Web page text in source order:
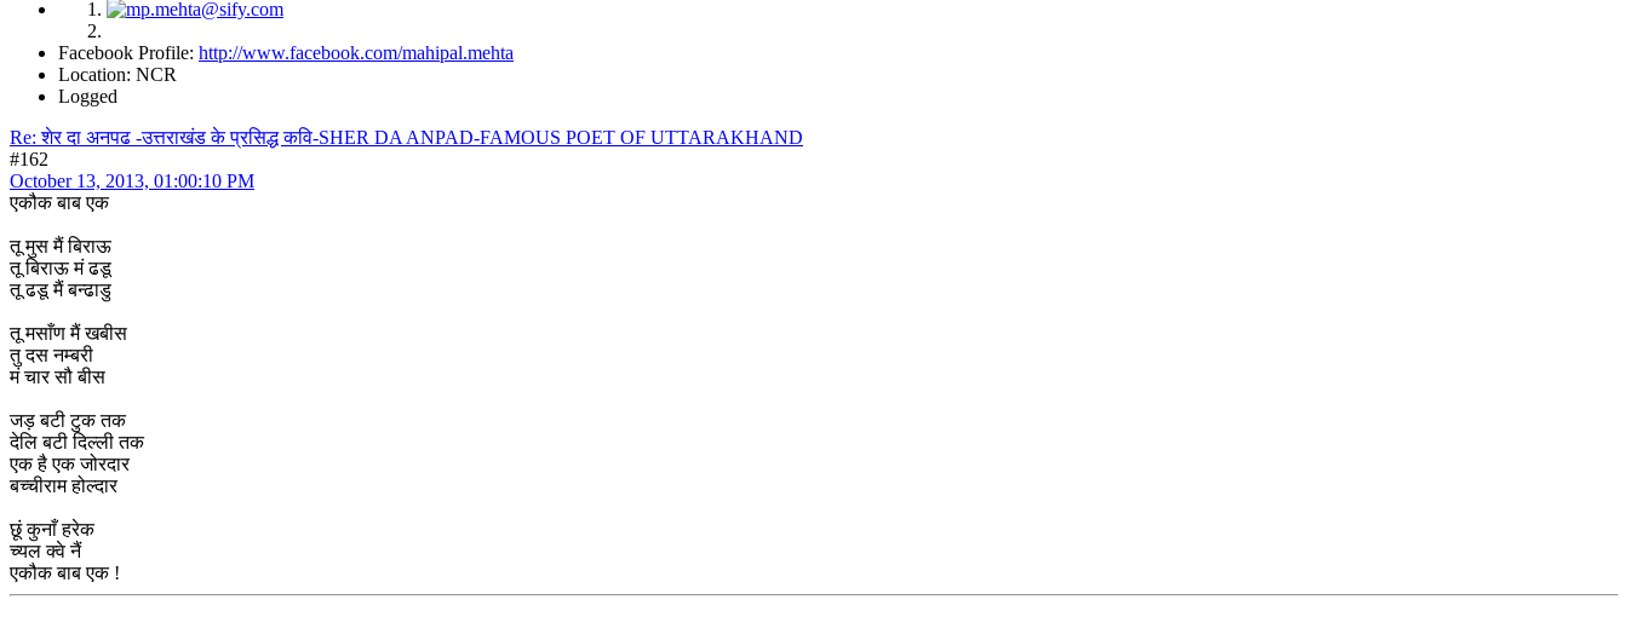
Facebook Profile: http://www.facebook.com/mahipal.mehta
Location: NCR
Logged
Re: शेर दा अनपढ -उत्तराखंड के प्रसिद्ध कवि-SHER DA ANPAD-FAMOUS POET OF UTTARAKHAND
#162
October 13, 2013, 01:00:10 PM
एकौक बाब एक
तू मुस मैं बिराऊ
तू बिराऊ मं ढडू
तू ढडू मैं बन्ढाडु
तू मसाँण मैं खबीस
तु दस नम्बरी
मं चार सौ बीस
जड़ बटी टुक तक
देलि बटी दिल्ली तक
एक है एक जोरदार
बच्चीराम होल्दार
छूं कुनाँ हरेक
च्यल क्वे नैं
एकौक बाब एक !